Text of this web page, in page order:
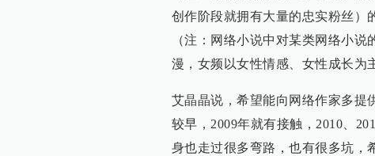
创作阶段就拥有大量的忠实粉丝）
（注：网络小说中对某类网络小
漫，女频以女性情感、女性成长为
艾晶晶说，希望能向网络作家多提
较早，2009年就有接触，2010、
身也走过很多弯路，也有很多坑，